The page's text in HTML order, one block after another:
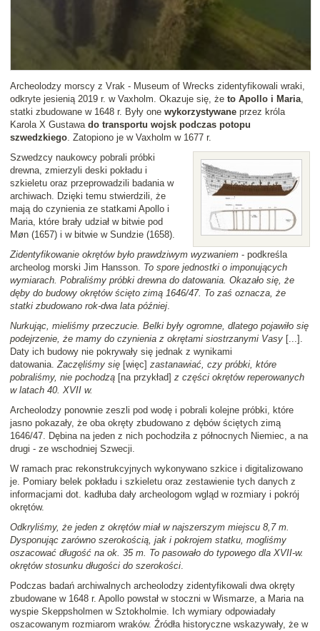
Archeolodzy morscy z Vrak - Museum of Wrecks zidentyfikowali wraki,
odkryte jesienią 2019 r. w Vaxholm. Okazuje się, że to Apollo i Maria,
statki zbudowane w 1648 r. Były one wykorzystywane przez króla
Karola X Gustawa do transportu wojsk podczas potopu
szwedzkiego. Zatopiono je w Vaxholm w 1677 r.
Szwedzcy naukowcy pobrali próbki
drewna, zmierzyli deski pokładu i
szkieletu oraz przeprowadzili badania w
archiwach. Dzięki temu stwierdzili, że
mają do czynienia ze statkami Apollo i
Maria, które brały udział w bitwie pod
Møn (1657) i w bitwie w Sundzie (1658).
Zidentyfikowanie okrętów było prawdziwym wyzwaniem - podkreśla
archeolog morski Jim Hansson. To spore jednostki o imponujących
wymiarach. Pobraliśmy próbki drewna do datowania. Okazało się, że
dęby do budowy okrętów ścięto zimą 1646/47. To zaś oznacza, że
statki zbudowano rok-dwa lata później.
Nurkując, mieliśmy przeczucie. Belki były ogromne, dlatego pojawiło się
podejrzenie, że mamy do czynienia z okrętami siostrzanymi Vasy [...].
Daty ich budowy nie pokrywały się jednak z wynikami
datowania.Zaczęliśmy się [więc] zastanawiać, czy próbki, które
pobraliśmy, nie pochodzą [na przykład] z części okrętów reperowanych
w latach 40. XVII w.
Archeolodzy ponownie zeszli pod wodę i pobrali kolejne próbki, które
jasno pokazały, że oba okręty zbudowano z dębów ściętych zimą
1646/47. Dębina na jeden z nich pochodziła z północnych Niemiec, a na
drugi - ze wschodniej Szwecji.
W ramach prac rekonstrukcyjnych wykonywano szkice i digitalizowano
je. Pomiary belek pokładu i szkieletu oraz zestawienie tych danych z
informacjami dot. kadłuba dały archeologom wgląd w rozmiary i pokrój
okrętów.
Odkryliśmy, że jeden z okrętów miał w najszerszym miejscu 8,7 m.
Dysponując zarówno szerokością, jak i pokrojem statku, mogliśmy
oszacować długość na ok. 35 m. To pasowało do typowego dla XVII-w.
okrętów stosunku długości do szerokości.
Podczas badań archiwalnych archeolodzy zidentyfikowali dwa okręty
zbudowane w 1648 r. Apollo powstał w stoczni w Wismarze, a Maria na
wyspie Skeppsholmen w Sztokholmie. Ich wymiary odpowiadały
oszacowanym rozmiarom wraków. Źródła historyczne wskazywały, że w